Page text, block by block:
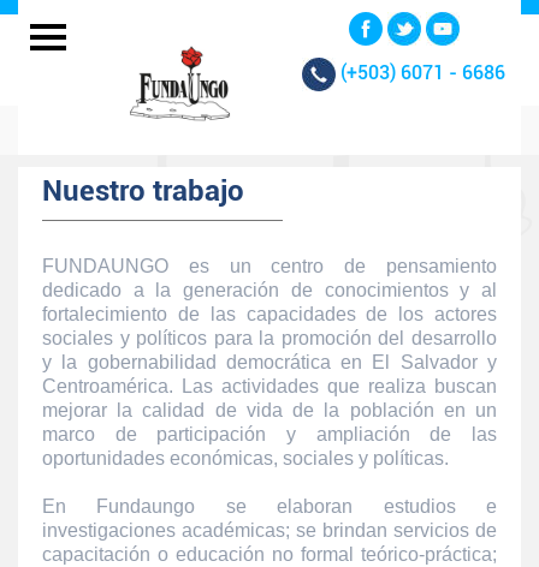
(+503) 6071 - 6686
Nuestro trabajo
FUNDAUNGO es un centro de pensamiento
dedicado a la generación de conocimientos y al
fortalecimiento de las capacidades de los actores
sociales y políticos para la promoción del desarrollo
y la gobernabilidad democrática en El Salvador y
Centroamérica. Las actividades que realiza buscan
mejorar la calidad de vida de la población en un
marco de participación y ampliación de las
oportunidades económicas, sociales y políticas.
En Fundaungo se elaboran estudios e
investigaciones académicas; se brindan servicios de
capacitación o educación no formal teórico-práctica;